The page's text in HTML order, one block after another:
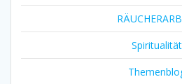
Spiritualität